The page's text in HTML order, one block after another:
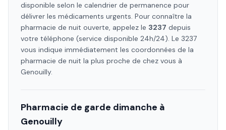
disponible selon le calendrier de permanence pour
délivrer les médicaments urgents. Pour connaître la
pharmacie de nuit ouverte, appelez le 3237 depuis
votre téléphone (service disponible 24h/24). Le 3237
vous indique immédiatement les coordonnées de la
pharmacie de nuit la plus proche de chez vous à
Genouilly.
Pharmacie de garde dimanche à
Genouilly